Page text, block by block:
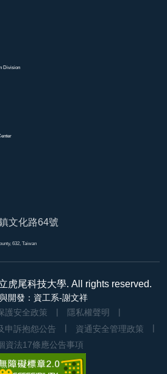
Division
文化路64號
632, Taiwan
虎尾科技大學. All rights reserved.
開發：資工系-謝文祥
護安全政策
隱私權聲明
申訴抱怨公告
資通安全管理政策
資法17條應公告事項